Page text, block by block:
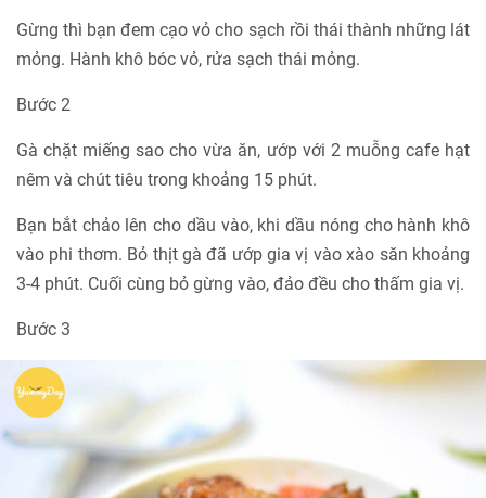
Gừng thì bạn đem cạo vỏ cho sạch rồi thái thành những lát
mỏng. Hành khô bóc vỏ, rửa sạch thái mỏng.
Bước 2
Gà chặt miếng sao cho vừa ăn, ướp với 2 muỗng cafe hạt
nêm và chút tiêu trong khoảng 15 phút.
Bạn bắt chảo lên cho dầu vào, khi dầu nóng cho hành khô
vào phi thơm. Bỏ thịt gà đã ướp gia vị vào xào săn khoảng
3-4 phút. Cuối cùng bỏ gừng vào, đảo đều cho thấm gia vị.
Bước 3